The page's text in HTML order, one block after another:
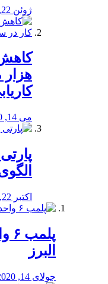
ژوئن 22, 2020
هزار
می 14, 2020
اکتبر 22, 2019
البرز
جولای 14, 2020